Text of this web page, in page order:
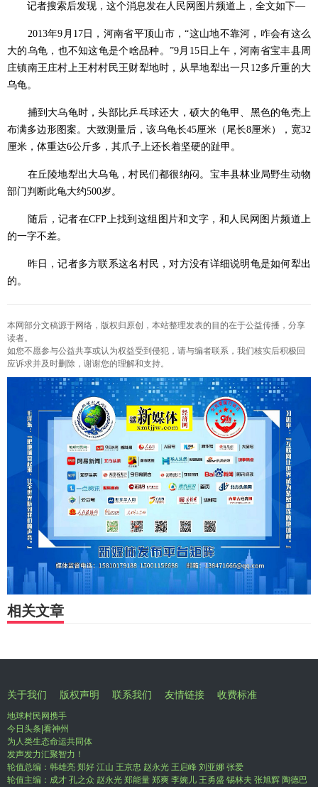
记者搜索后发现，这个消息发在人民网图片频道上，全文如下—
2013年9月17日，河南省平顶山市，“这山地不靠河，咋会有这么
大的乌龟，也不知这龟是个啥品种。”9月15日上午，河南省宝丰县周
庄镇南王庄村上王村村民王财犁地时，从旱地犁出一只12多斤重的大
乌龟。
捕到大乌龟时，头部比乒乓球还大，硕大的龟甲、黑色的龟壳上
布满多边形图案。大致测量后，该乌龟长45厘米（尾长8厘米），宽32
厘米，体重达6公斤多，其爪子上还长着坚硬的趾甲。
在丘陵地犁出大乌龟，村民们都很纳闷。宝丰县林业局野生动物
部门判断此龟大约500岁。
随后，记者在CFP上找到这组图片和文字，和人民网图片频道上
的一字不差。
昨日，记者多方联系这名村民，对方没有详细说明龟是如何犁出
的。
本网部分文稿源于网络，版权归原创，本站整理发表的目的在于公益传播，分享
读者。
如您不愿参与公益共享或认为权益受到侵犯，请与编者联系，我们核实后积极回
应诉求并及时删除，谢谢您的理解和支持。
相关文章
关于我们 版权声明 联系我们 友情链接 收费标准
地球村民网携手
今日头条|看神州
为人类生态命运共同体
发声发力汇聚智力！
轮值总编：韩雄亮 郑好 江山 王京忠 赵永光 王启峰 刘亚娜 张爱
轮值主编：成才 孔之众 赵永光 郑能量 郑爽 李婉儿 王勇盛 锡林夫 张旭辉 陶德巴